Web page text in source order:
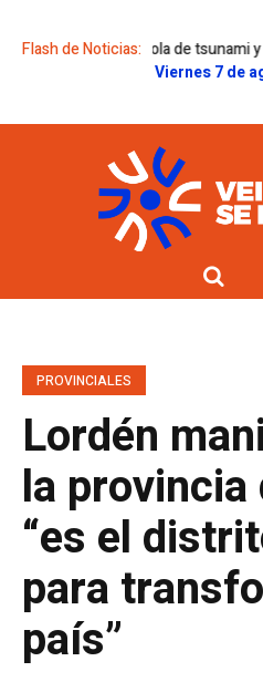
Flash de Noticias:
una ola de tsunami y sueña
Viernes 7 de
PROVINCIALES
Lordén
la provincia
“es el
para
país”